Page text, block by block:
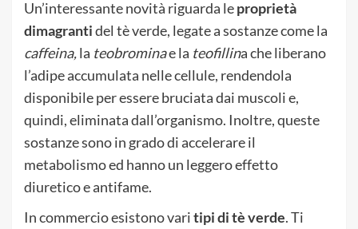
Un’interessante novità riguarda leproprietà
dimagrantidel tè verde, legate a sostanze come la
caffeina,la teobrominae la teofillina che liberano
l’adipe accumulata nelle cellule, rendendola
disponibile per essere bruciata dai muscoli e,
quindi, eliminata dall’organismo. Inoltre, queste
sostanze sono in grado di accelerare il
metabolismo ed hanno un leggero effetto
diuretico e antifame.
In commercio esistono varitipi di tè verde. Ti